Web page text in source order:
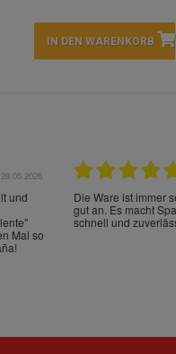
IN DEN WARENKORB
21.05.2026
Die Waren sind
worden!